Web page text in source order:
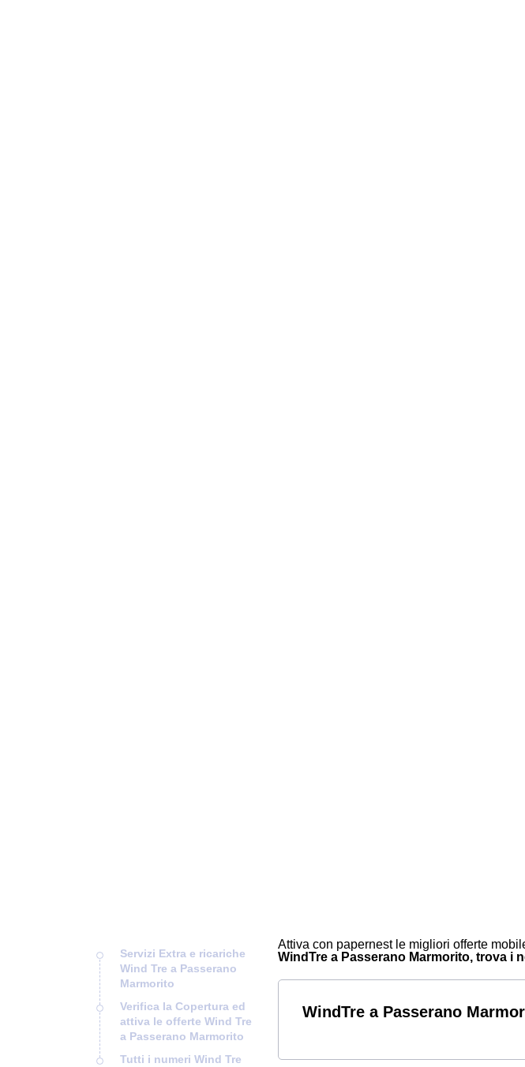
Servizi Extra e ricariche
Wind Tre a Passerano
Marmorito
Verifica la Copertura ed
attiva le offerte Wind Tre
a Passerano Marmorito
Tutti i numeri Wind Tre
Attiva con papernest le migliori offerte
WindTre a Passerano Marmorito, trova i
WindTre a Passerano